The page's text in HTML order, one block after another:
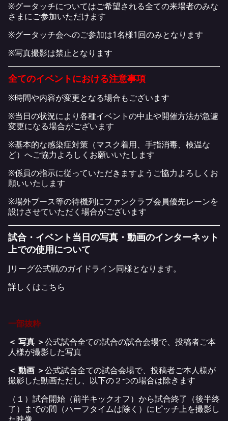
※グータッチについてはご希望される全ての来場者のみな
さまにご参加いただけます
※グータッチ会へのご参加は1名様1回のみとなります
※写真撮影は禁止となります
全てのイベントにおける注意事項
※時間や内容が変更となる場合もございます
※当日の状況により各種イベントの中止や開催方法が急遽
変更になる場合がございます
※基本的な感染症対策（マスク着用、手指消毒、検温な
ど）へご協力よろしくお願いいたします
※係員の指示に従っていただきますようご協力よろしくお
願いいたします
※場外ブース等の待機列にファンクラブ会員優先レーンを
設けさせていただく場合がございます
試合・イベント当日の写真・動画のインターネット
上での使用について
Jリーグ公式戦のガイドライン同様となります。
詳しくはこちら
一部抜粋
＜ 写真 ＞公式試合全ての試合の試合会場で、投稿者ご本
人様が撮影した写真
＜ 動画 ＞公式試合全ての試合会場で、投稿者ご本人様が
撮影した動画ただし、以下の２つの場合は除きます
（１）試合開始（前半キックオフ）から試合終了（後半終
了）までの間（ハーフタイムは除く）にピッチ上を撮影し